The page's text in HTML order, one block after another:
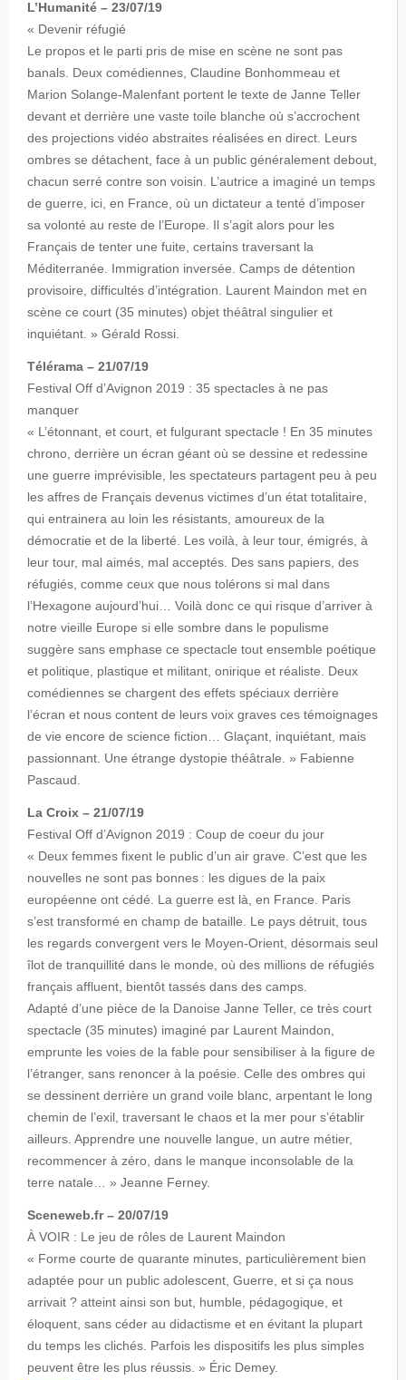
L’Humanité – 23/07/19
« Devenir réfugié
Le propos et le parti pris de mise en scène ne sont pas
banals. Deux comédiennes, Claudine Bonhommeau et
Marion Solange-Malenfant portent le texte de Janne Teller
devant et derrière une vaste toile blanche où s’accrochent
des projections vidéo abstraites réalisées en direct. Leurs
ombres se détachent, face à un public généralement debout,
chacun serré contre son voisin. L’autrice a imaginé un temps
de guerre, ici, en France, où un dictateur a tenté d’imposer
sa volonté au reste de l’Europe. Il s’agit alors pour les
Français de tenter une fuite, certains traversant la
Méditerranée. Immigration inversée. Camps de détention
provisoire, difficultés d’intégration. Laurent Maindon met en
scène ce court (35 minutes) objet théâtral singulier et
inquiétant. » Gérald Rossi.
Télérama – 21/07/19
Festival Off d’Avignon 2019 : 35 spectacles à ne pas
manquer
« L’étonnant, et court, et fulgurant spectacle ! En 35 minutes
chrono, derrière un écran géant où se dessine et redessine
une guerre imprévisible, les spectateurs partagent peu à peu
les affres de Français devenus victimes d’un état totalitaire,
qui entrainera au loin les résistants, amoureux de la
démocratie et de la liberté. Les voilà, à leur tour, émigrés, à
leur tour, mal aimés, mal acceptés. Des sans papiers, des
réfugiés, comme ceux que nous tolérons si mal dans
l’Hexagone aujourd’hui… Voilà donc ce qui risque d’arriver à
notre vieille Europe si elle sombre dans le populisme
suggère sans emphase ce spectacle tout ensemble poétique
et politique, plastique et militant, onirique et réaliste. Deux
comédiennes se chargent des effets spéciaux derrière
l’écran et nous content de leurs voix graves ces témoignages
de vie encore de science fiction… Glaçant, inquiétant, mais
passionnant. Une étrange dystopie théâtrale. » Fabienne
Pascaud.
La Croix – 21/07/19
Festival Off d’Avignon 2019 : Coup de coeur du jour
« Deux femmes fixent le public d’un air grave. C’est que les
nouvelles ne sont pas bonnes : les digues de la paix
européenne ont cédé. La guerre est là, en France. Paris
s’est transformé en champ de bataille. Le pays détruit, tous
les regards convergent vers le Moyen-Orient, désormais seul
îlot de tranquillité dans le monde, où des millions de réfugiés
français affluent, bientôt tassés dans des camps.
Adapté d’une pièce de la Danoise Janne Teller, ce très court
spectacle (35 minutes) imaginé par Laurent Maindon,
emprunte les voies de la fable pour sensibiliser à la figure de
l’étranger, sans renoncer à la poésie. Celle des ombres qui
se dessinent derrière un grand voile blanc, arpentant le long
chemin de l’exil, traversant le chaos et la mer pour s’établir
ailleurs. Apprendre une nouvelle langue, un autre métier,
recommencer à zéro, dans le manque inconsolable de la
terre natale… » Jeanne Ferney.
Sceneweb.fr – 20/07/19
À VOIR : Le jeu de rôles de Laurent Maindon
« Forme courte de quarante minutes, particulièrement bien
adaptée pour un public adolescent, Guerre, et si ça nous
arrivait ? atteint ainsi son but, humble, pédagogique, et
éloquent, sans céder au didactisme et en évitant la plupart
du temps les clichés. Parfois les dispositifs les plus simples
peuvent être les plus réussis. » Éric Demey.